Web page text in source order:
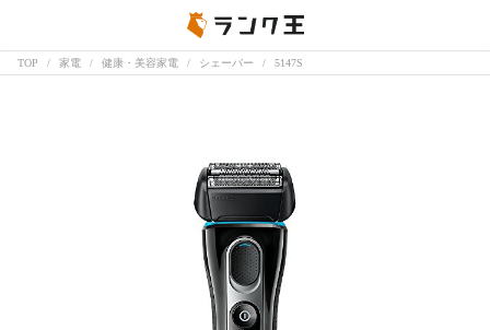
TOP 家電 健康・美容家電 シェーバー 5147S